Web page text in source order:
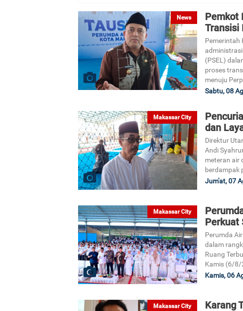
News
Pemkot
Transisi
Pemerintah
(PSEL)
proses
menuju
Sabtu, 08
Makassar City
dan
Direktur
Andi
meteran air
berdampak
Jum'at, 07
Makassar City
Perkuat
Perumda
dalam
Ruang
Kamis (6/8/
Kamis, 06
Makassar City
Karang